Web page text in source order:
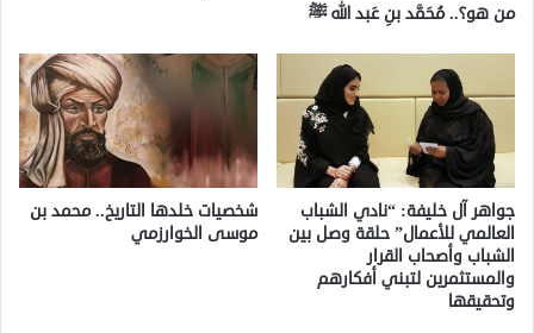
من هو؟.. مُحَمَّد بنِ عَبد الله ﷺ
جواهر آل خليفة: “نادي الشباب
العالمي للأعمال” حلقة وصل بين
الشباب وأصحاب القرار
والمستثمرين لتبني أفكارهم
وتحقيقها
شخصيات خلدها التاريخ.. محمد بن
موسى الخوارزمي